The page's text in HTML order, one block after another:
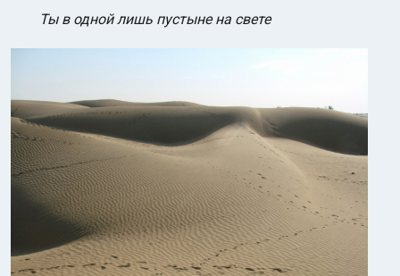
Ты в одной лишь пустыне на свете